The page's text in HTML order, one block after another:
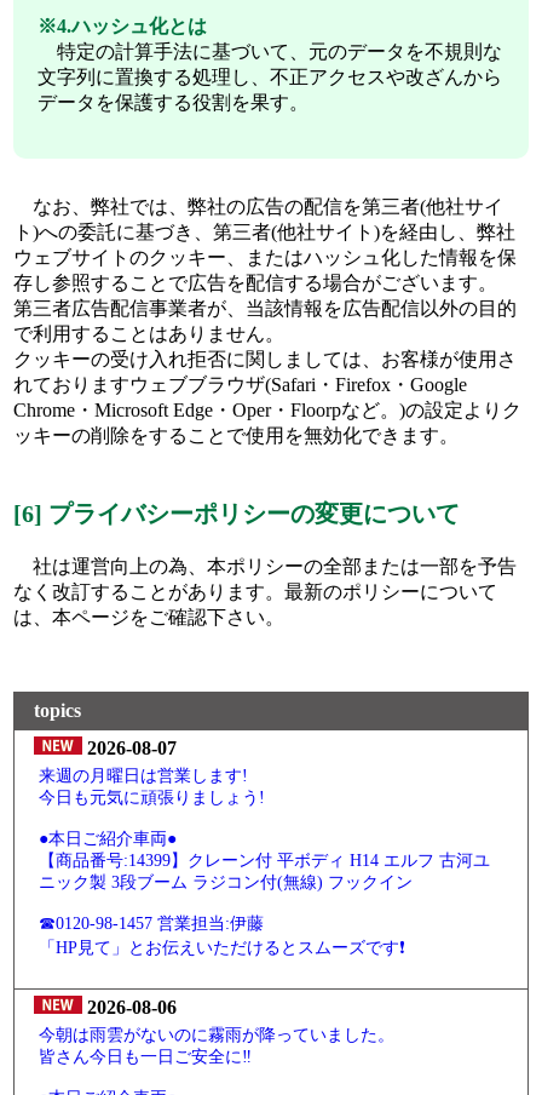
※4.ハッシュ化とは
特定の計算手法に基づいて、元のデータを不規則な
文字列に置換する処理し、不正アクセスや改ざんから
データを保護する役割を果す。
なお、弊社では、弊社の広告の配信を第三者(他社サイ
ト)への委託に基づき、第三者(他社サイト)を経由し、弊社
ウェブサイトのクッキー、またはハッシュ化した情報を保
存し参照することで広告を配信する場合がございます。
第三者広告配信事業者が、当該情報を広告配信以外の目的
で利用することはありません。
クッキーの受け入れ拒否に関しましては、お客様が使用さ
れておりますウェブブラウザ(Safari・Firefox・Google
Chrome・Microsoft Edge・Oper・Floorpなど。)の設定よりク
ッキーの削除をすることで使用を無効化できます。
[6] プライバシーポリシーの変更について
社は運営向上の為、本ポリシーの全部または一部を予告
なく改訂することがあります。最新のポリシーについて
は、本ページをご確認下さい。
topics
2026-08-07
来週の月曜日は営業します!
今日も元気に頑張りましょう!
●本日ご紹介車両●
【商品番号:14399】クレーン付 平ボディ H14 エルフ 古河ユ
ニック製 3段ブーム ラジコン付(無線) フックイン
☎0120-98-1457 営業担当:伊藤
「HP見て」とお伝えいただけるとスムーズです❗
2026-08-06
今朝は雨雲がないのに霧雨が降っていました。
皆さん今日も一日ご安全に‼